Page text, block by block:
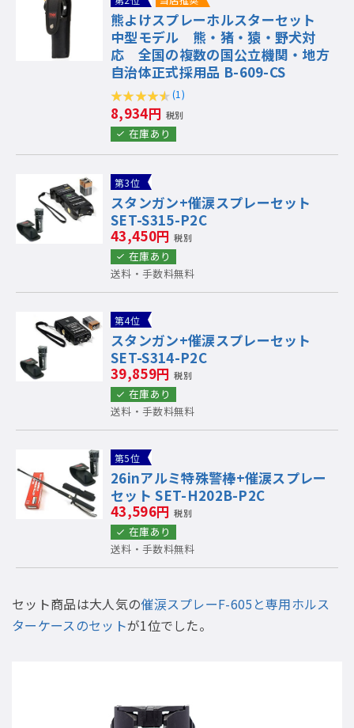
熊よけスプレーホルスターセット
中型モデル 熊・猪・猿・野犬対
応 全国の複数の国公立機関・地方
自治体正式採用品 B-609-CS
(1)
8,934円 税別
在庫あり
第3位
スタンガン+催涙スプレーセット
SET-S315-P2C
43,450円 税別
在庫あり
送料・手数料無料
第4位
スタンガン+催涙スプレーセット
SET-S314-P2C
39,859円 税別
在庫あり
送料・手数料無料
第5位
26inアルミ特殊警棒+催涙スプレー
セット SET-H202B-P2C
43,596円 税別
在庫あり
送料・手数料無料
セット商品は大人気の催涙スプレーF-605と専用ホルス
ターケースのセットが1位でした。